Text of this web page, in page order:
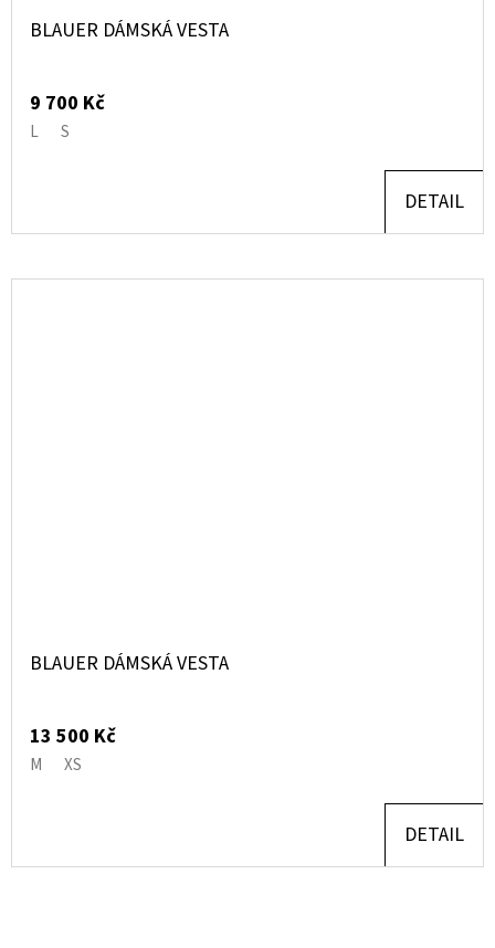
BLAUER DÁMSKÁ VESTA
9 700 Kč
L S
DETAIL
BLAUER DÁMSKÁ VESTA
13 500 Kč
M XS
DETAIL